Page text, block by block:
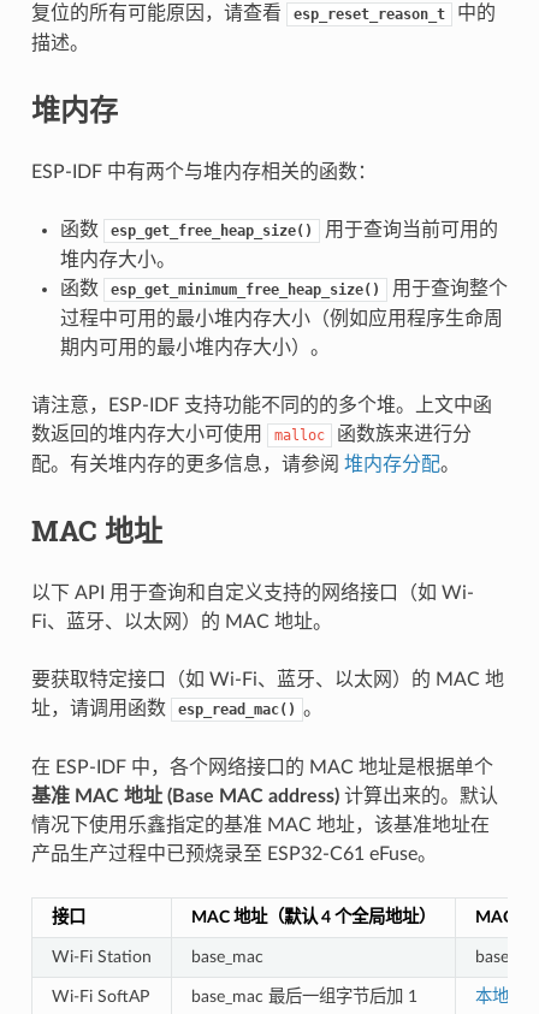
复位的所有可能原因，请查看
esp_reset_reason_t
中的
描述。
堆内存
ESP-IDF 中有两个与堆内存相关的函数：
函数 esp_get_free_heap_size()
用于查询当前可用的
堆内存大小。
函数
esp_get_minimum_free_heap_size()
用于查询整个
过程中可用的最小堆内存大小（例如应用程序生命周
期内可用的最小堆内存大小）。
请注意，ESP-IDF 支持功能不同的的多个堆。上文中函
数返回的堆内存大小可使用
malloc
函数族来进行分
配。有关堆内存的更多信息，请参阅 堆内存分配。
MAC 地址
以下 API 用于查询和自定义支持的网络接口（如 Wi-
Fi、蓝牙、以太网）的 MAC 地址。
要获取特定接口（如 Wi-Fi、蓝牙、以太网）的 MAC 地
址，请调用函数
esp_read_mac() 。
在 ESP-IDF 中，各个网络接口的 MAC 地址是根据单个
基准 MAC 地址 (Base MAC address)计算出来的。默认
情况下使用乐鑫指定的基准 MAC 地址，该基准地址在
产品生产过程中已预烧录至 ESP32-C61 eFuse。
接口 MAC 地址（默认 4 个全局地址） MAC
Wi-Fi Station base_mac
Wi-Fi SoftAP base_mac 最后一组字节后加 1 本地